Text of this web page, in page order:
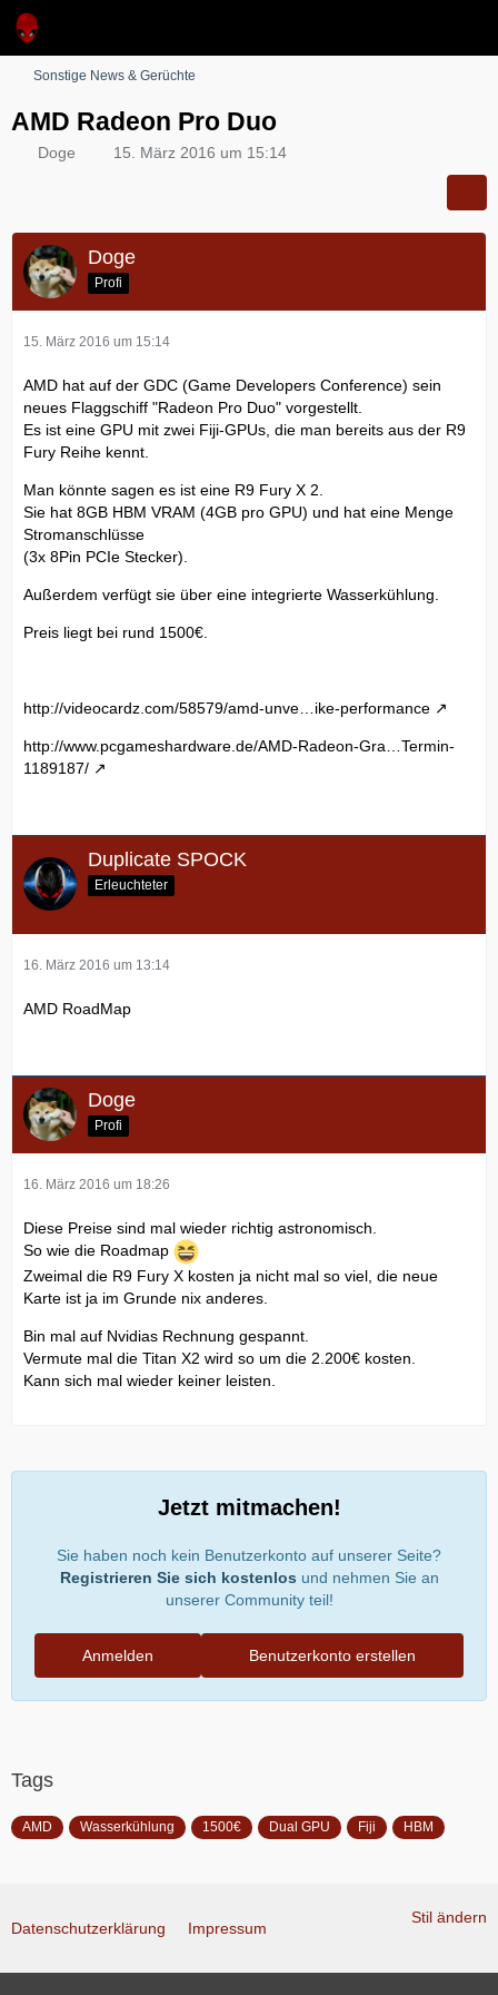
Sonstige News & Gerüchte
AMD Radeon Pro Duo
Doge 15. März 2016 um 15:14
Doge
Profi
15. März 2016 um 15:14
AMD hat auf der GDC (Game Developers Conference) sein
neues Flaggschiff "Radeon Pro Duo" vorgestellt.
Es ist eine GPU mit zwei Fiji-GPUs, die man bereits aus der R9
Fury Reihe kennt.
Man könnte sagen es ist eine R9 Fury X 2.
Sie hat 8GB HBM VRAM (4GB pro GPU) und hat eine Menge
Stromanschlüsse
(3x 8Pin PCIe Stecker).
Außerdem verfügt sie über eine integrierte Wasserkühlung.
Preis liegt bei rund 1500€.
http://videocardz.com/58579/amd-unve…ike-performance
http://www.pcgameshardware.de/AMD-Radeon-Gra…Termin-
1189187/
Duplicate SPOCK
Erleuchteter
16. März 2016 um 13:14
AMD RoadMap
Doge
Profi
16. März 2016 um 18:26
Diese Preise sind mal wieder richtig astronomisch.
So wie die Roadmap
Zweimal die R9 Fury X kosten ja nicht mal so viel, die neue
Karte ist ja im Grunde nix anderes.
Bin mal auf Nvidias Rechnung gespannt.
Vermute mal die Titan X2 wird so um die 2.200€ kosten.
Kann sich mal wieder keiner leisten.
Jetzt mitmachen!
Sie haben noch kein Benutzerkonto auf unserer Seite?
Registrieren Sie sich kostenlos und nehmen Sie an
unserer Community teil!
Benutzerkonto erstellen
Anmelden
Tags
AMD Wasserkühlung 1500€ Dual GPU Fiji HBM
Stil ändern
Datenschutzerklärung Impressum